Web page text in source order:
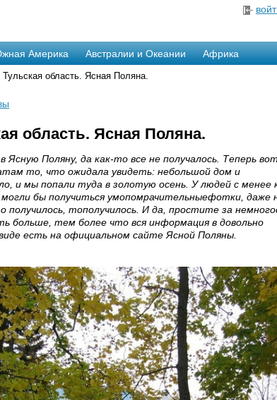
Америка Австралии и Океании Африка
Тульская область. Ясная Поляна.
область. Ясная Поляна.
Ясную Поляну, да как-то все не получалось. Теперь вот
то, что ожидала увидеть: небольшой дом и
и мы попали туда в золотую осень. У людей с менее
могли бы получиться умопомрачительныефотки, даже
получилось, тополучилось. И да, простите за
больше, тем более что вся информация в довольно
есть на официальном сайте Ясной Поляны.